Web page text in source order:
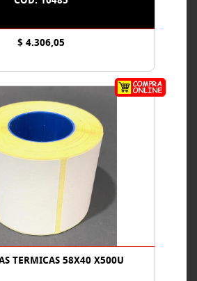
$ 4.306,05
TERMICAS 58X40 X500U